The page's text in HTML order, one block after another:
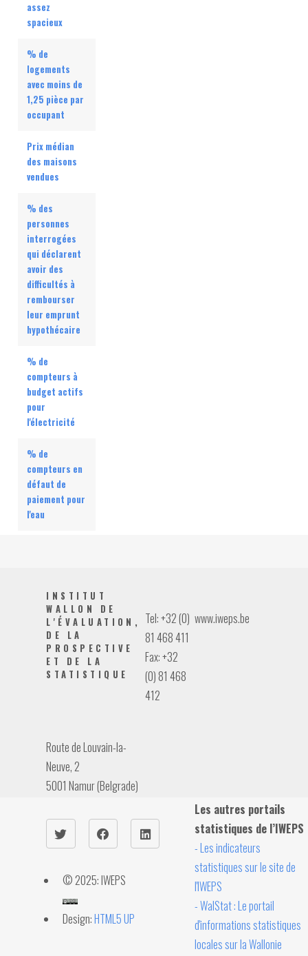
assez
spacieux
% de
logements
avec moins de
1,25 pièce par
occupant
Prix médian
des maisons
vendues
% des
personnes
interrogées
qui déclarent
avoir des
difficultés à
rembourser
leur emprunt
hypothécaire
% de
compteurs à
budget actifs
pour
l'électricité
% de
compteurs en
défaut de
paiement pour
l'eau
INSTITUT
WALLON DE
L'ÉVALUATION,
DE LA
PROSPECTIVE
ET DE LA
STATISTIQUE
Route de Louvain-la-
Neuve, 2
5001 Namur (Belgrade)
Tel: +32 (0)
81 468 411
Fax: +32
(0) 81 468
412
www.iweps.be
© 2025: IWEPS
Design:HTML5 UP
Les autres portails
statistiques de l’IWEPS
- Les indicateurs
statistiques sur le site de
l'IWEPS
- WalStat : Le portail
d'informations statistiques
locales sur la Wallonie